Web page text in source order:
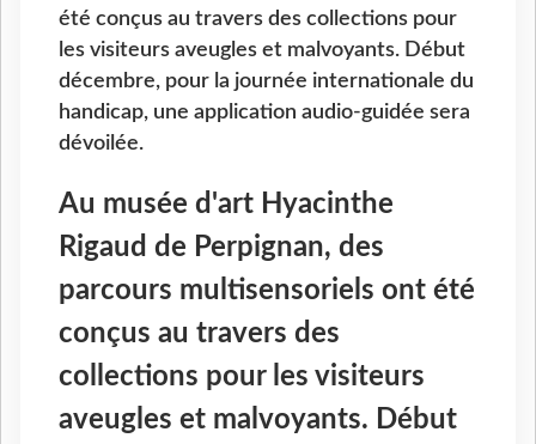
été conçus au travers des collections pour
les visiteurs aveugles et malvoyants. Début
décembre, pour la journée internationale du
handicap, une application audio-guidée sera
dévoilée.
Au musée d'art Hyacinthe
Rigaud de Perpignan, des
parcours multisensoriels ont été
conçus au travers des
collections pour les visiteurs
aveugles et malvoyants. Début